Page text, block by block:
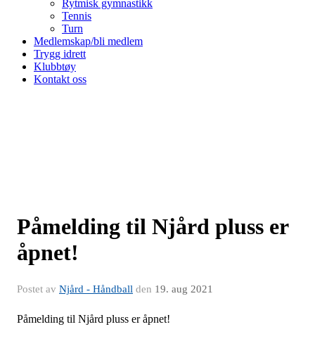
Rytmisk gymnastikk
Tennis
Turn
Medlemskap/bli medlem
Trygg idrett
Klubbtøy
Kontakt oss
Påmelding til Njård pluss er
åpnet!
Postet av Njård - Håndball den 19. aug 2021
Påmelding til Njård pluss er åpnet!